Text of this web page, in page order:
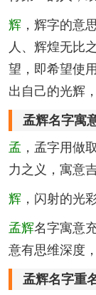
辉 ，辉字的意
人、辉煌无比
望，即希望使
出自己的光辉
孟辉名字寓
孟 ，孟字用做
力之义，寓意
辉 ，闪射的光
孟辉名字寓意
意有思维深度
孟辉名字重